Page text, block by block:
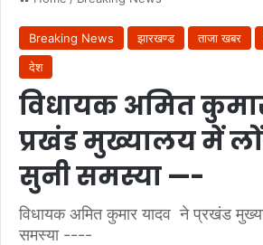
Breaking News झारखण्ड ताजा खबर
देश
विधायक अमित
प्रखंड मुख्यालय में
सुनी समस्या —-
विधायक अमित कुमार यादव ने प्रखंड
समस्या ----